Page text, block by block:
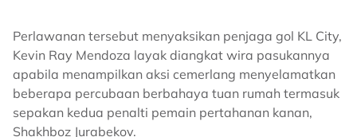
Perlawanan tersebut menyaksikan penjaga gol KL City,
Kevin Ray Mendoza layak diangkat wira pasukannya
apabila menampilkan aksi cemerlang menyelamatkan
beberapa percubaan berbahaya tuan rumah termasuk
sepakan kedua penalti pemain pertahanan kanan,
Shakhboz Jurabekov.